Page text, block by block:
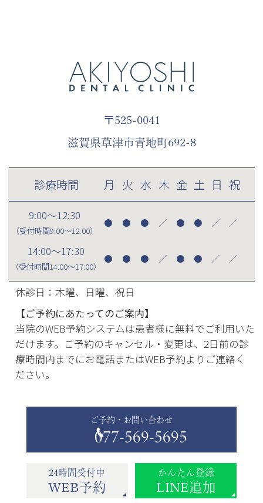
〒525-0041
滋賀県草津市青地町692-8
診療時間 月 火 水 木 金 土 日 祝
9:00～12:30
（受付時間9:00～12:00）
● ● ● ／ ● ● ／ ／
14:00～17:30
（受付時間14:00～17:00）
● ● ● ／ ● ● ／ ／
休診日：木曜、日曜、祝日
【ご予約にあたってのご案内】
当院のWEB予約システムは患者様に無料でご利用いた
だけます。ご予約のキャンセル・変更は、2日前の診
療時間内までにお電話またはWEB予約よりご連絡く
ださい。
ご予約・お問い合わせ
077-569-5695
24時間受付中
WEB予約
かんたん登録
LINE追加